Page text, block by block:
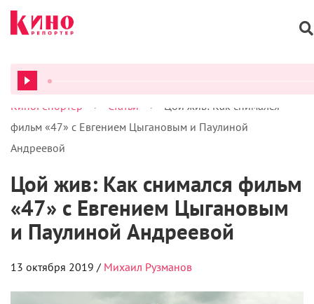
ВСЕ ПОДКАСТЫ
КиноРепортер > Статьи >
Цой жив: Как снимался
фильм «47» с Евгением Цыгановым и Паулиной
Андреевой
Цой жив: Как снимался фильм
«47» с Евгением Цыгановым
и Паулиной Андреевой
13 октября 2019 / Михаил Рузманов